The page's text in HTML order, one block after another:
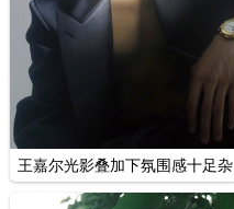
王嘉尔光影叠加下氛围感十足杂
志写真